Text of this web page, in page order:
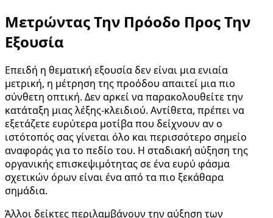
Μετρώντας Την Πρόοδο Προς Την
Εξουσία
Επειδή η θεματική εξουσία δεν είναι μια ενιαία
μετρική, η μέτρηση της προόδου απαιτεί μια πιο
σύνθετη οπτική. Δεν αρκεί να παρακολουθείτε την
κατάταξη μιας λέξης-κλειδιού. Αντίθετα, πρέπει να
εξετάζετε ευρύτερα μοτίβα που δείχνουν αν ο
ιστότοπός σας γίνεται όλο και περισσότερο σημείο
αναφοράς για το πεδίο του. Η σταδιακή αύξηση της
οργανικής επισκεψιμότητας σε ένα ευρύ φάσμα
σχετικών όρων είναι ένα από τα πιο ξεκάθαρα
σημάδια.
Άλλοι δείκτες περιλαμβάνουν την αύξηση των